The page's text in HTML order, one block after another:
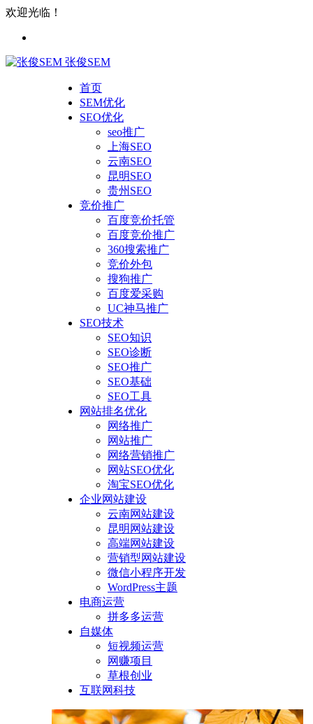
欢迎光临！
张俊SEM
首页
SEM优化
SEO优化
seo推广
上海SEO
云南SEO
昆明SEO
贵州SEO
竞价推广
百度竞价托管
百度竞价推广
360搜索推广
竞价外包
搜狗推广
百度爱采购
UC神马推广
SEO技术
SEO知识
SEO诊断
SEO推广
SEO基础
SEO工具
网站排名优化
网络推广
网站推广
网络营销推广
网站SEO优化
淘宝SEO优化
企业网站建设
云南网站建设
昆明网站建设
高端网站建设
营销型网站建设
微信小程序开发
WordPress主题
电商运营
拼多多运营
自媒体
短视频运营
网赚项目
草根创业
互联网科技